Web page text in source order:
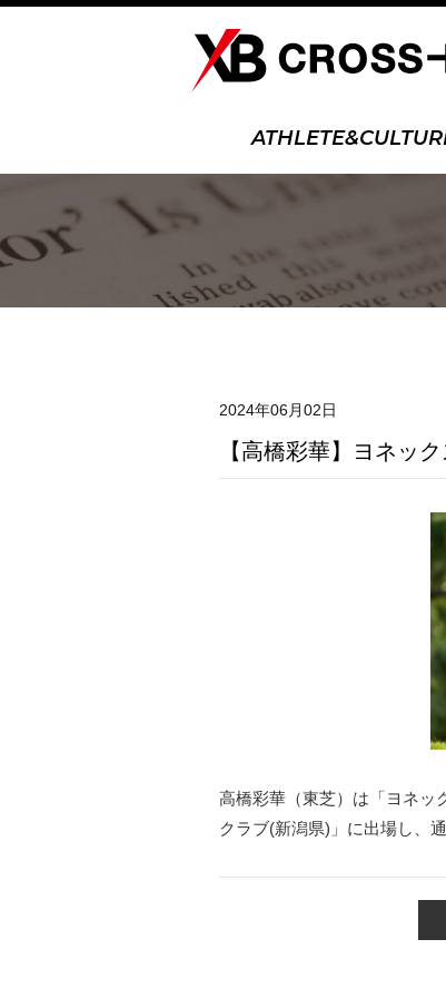
2024年06月02日
【高橋彩華】ヨネッ
高橋彩華（東芝）は「ヨネッ
クラブ(新潟県)」に出場し、